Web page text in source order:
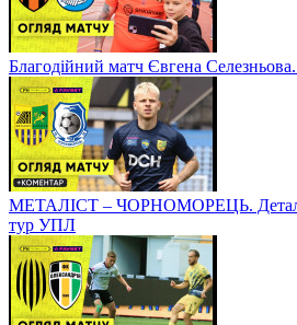
Благодійний матч Євгена
МЕТАЛІСТ – ЧОРНОМОРЕЦЬ.
тур УПЛ